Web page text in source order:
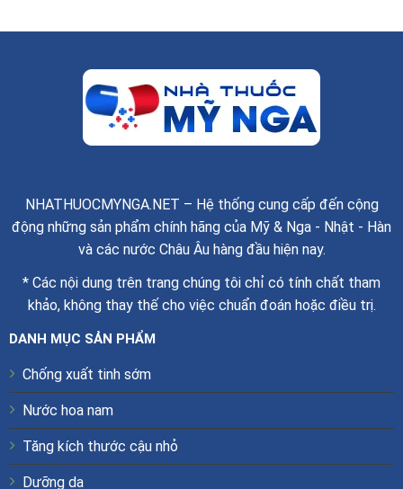
NHATHUOCMYNGA.NET – Hệ thống cung cấp đến cộng
động những sản phẩm chính hãng của Mỹ & Nga - Nhật - Hàn
và các nước Châu Âu hàng đầu hiện nay.
* Các nội dung trên trang chúng tôi chỉ có tính chất tham
khảo, không thay thế cho việc chuẩn đoán hoặc điều trị.
DANH MỤC SẢN PHẨM
Chống xuất tinh sớm
Nước hoa nam
Tăng kích thước cậu nhỏ
Dưỡng da